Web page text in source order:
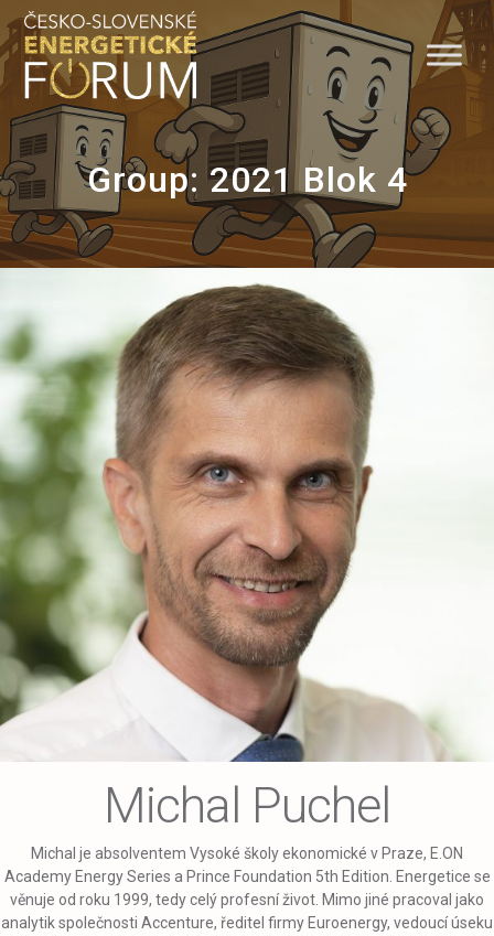
to
content
Group:2021 Blok 4
Michal Puchel
Michal je absolventem Vysoké školy ekonomické v Praze, E.ON
Academy Energy Series a Prince Foundation 5th Edition. Energetice se
věnuje od roku 1999, tedy celý profesní život. Mimo jiné pracoval jako
analytik společnosti Accenture, ředitel firmy Euroenergy, vedoucí úseku